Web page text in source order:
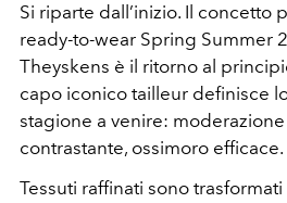
Si riparte dall’inizio. Il concetto
ready-to-wear Spring Summer
Theyskens è il ritorno al
capo iconico tailleur definisce
stagione a venire:
contrastante, ossimoro efficace.
Tessuti raffinati sono